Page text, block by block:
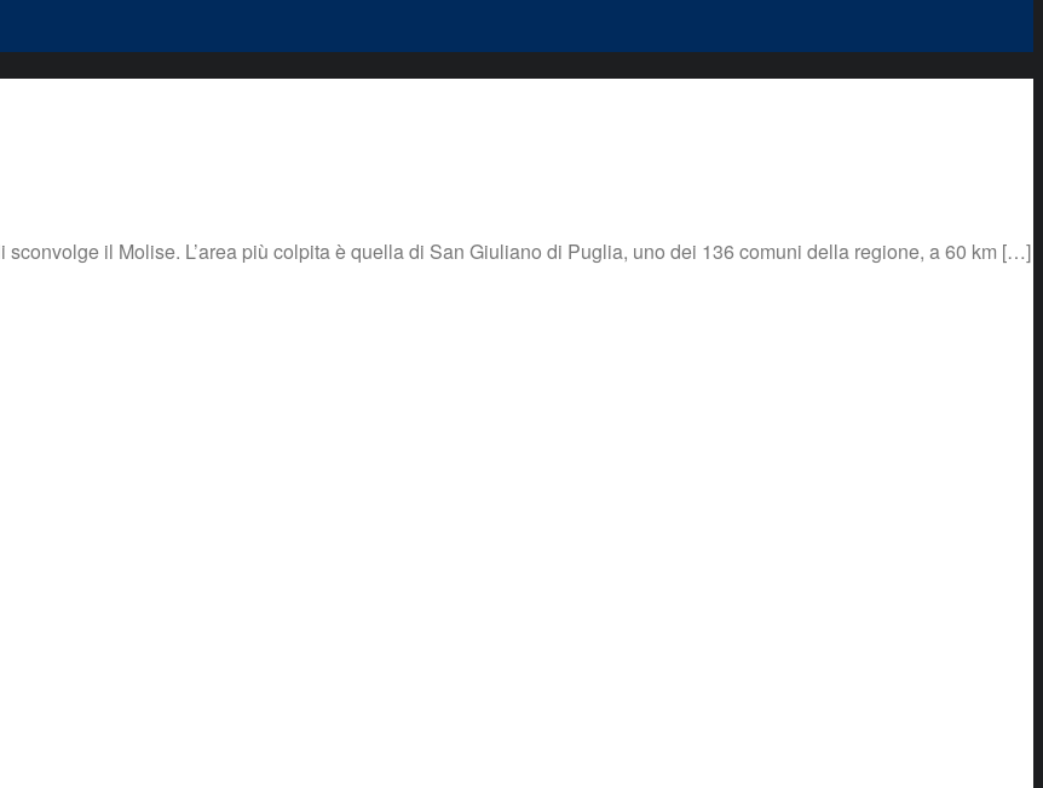
il Molise. L’area più colpita è quella di San Giuliano di Puglia, uno dei 136 comuni della regione, a 60 km […]